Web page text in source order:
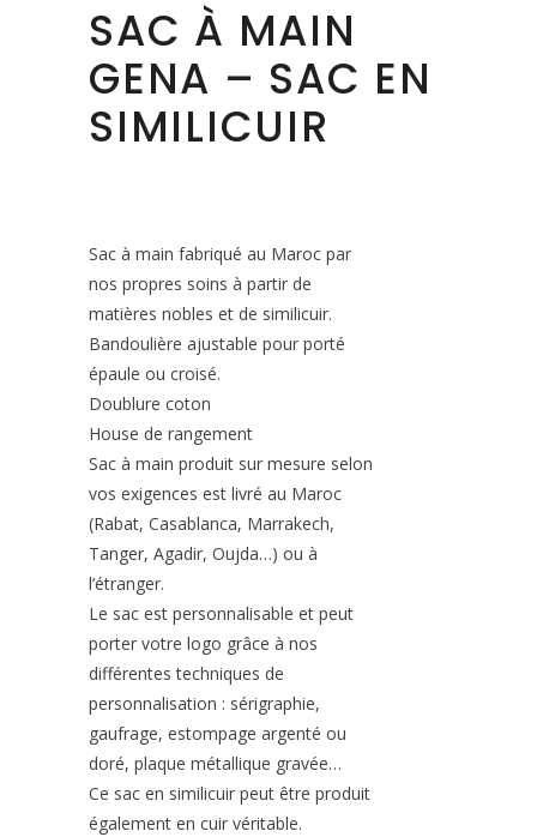
SAC À MAIN
GENA – SAC EN
SIMILICUIR
Sac à main fabriqué au Maroc par
nos propres soins à partir de
matières nobles et de similicuir.
Bandoulière ajustable pour porté
épaule ou croisé.
Doublure coton
House de rangement
Sac à main produit sur mesure selon
vos exigences est livré au Maroc
(Rabat, Casablanca, Marrakech,
Tanger, Agadir, Oujda…) ou à
l’étranger.
Le sac est personnalisable et peut
porter votre logo grâce à nos
différentes techniques de
personnalisation : sérigraphie,
gaufrage, estompage argenté ou
doré, plaque métallique gravée…
Ce sac en similicuir peut être produit
également en cuir véritable.